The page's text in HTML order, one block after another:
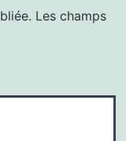
Les champs